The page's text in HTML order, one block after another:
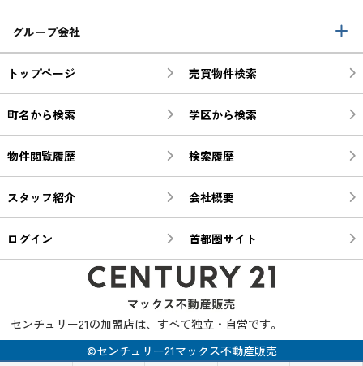
グループ会社
トップページ 売買物件検索
町名から検索 学区から検索
物件閲覧履歴 検索履歴
スタッフ紹介 会社概要
ログイン 首都圏サイト
センチュリー21の加盟店は、すべて独立・自営です。
©センチュリー21マックス不動産販売